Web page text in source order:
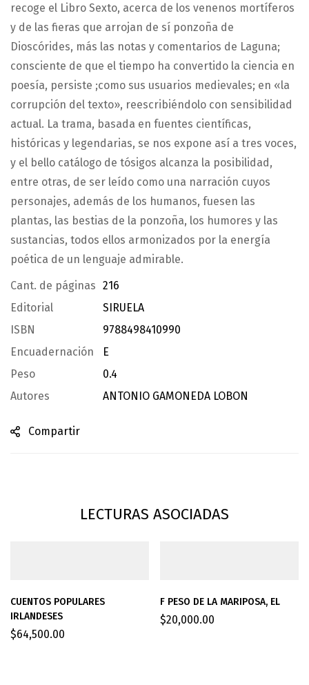
recoge el Libro Sexto, acerca de los venenos mortíferos
y de las fieras que arrojan de sí ponzoña de
Dioscórides, más las notas y comentarios de Laguna;
consciente de que el tiempo ha convertido la ciencia en
poesía, persiste ;como sus usuarios medievales; en «la
corrupción del texto», reescribiéndolo con sensibilidad
actual. La trama, basada en fuentes científicas,
históricas y legendarias, se nos expone así a tres voces,
y el bello catálogo de tósigos alcanza la posibilidad,
entre otras, de ser leído como una narración cuyos
personajes, además de los humanos, fuesen las
plantas, las bestias de la ponzoña, los humores y las
sustancias, todos ellos armonizados por la energía
poética de un lenguaje admirable.
Cant. de páginas 216
Editorial
SIRUELA
ISBN
9788498410990
Encuadernación
E
Peso
0.4
Autores
ANTONIO GAMONEDA LOBON
Compartir
LECTURAS ASOCIADAS
CUENTOS POPULARES
IRLANDESES
$64,500.00
F PESO DE LA MARIPOSA, EL
$20,000.00